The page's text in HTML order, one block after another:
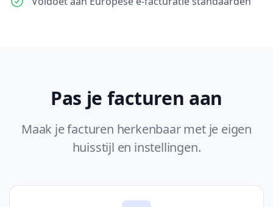
Pas je facturen aan
Maak je facturen herkenbaar met je eigen
huisstijl en instellingen.